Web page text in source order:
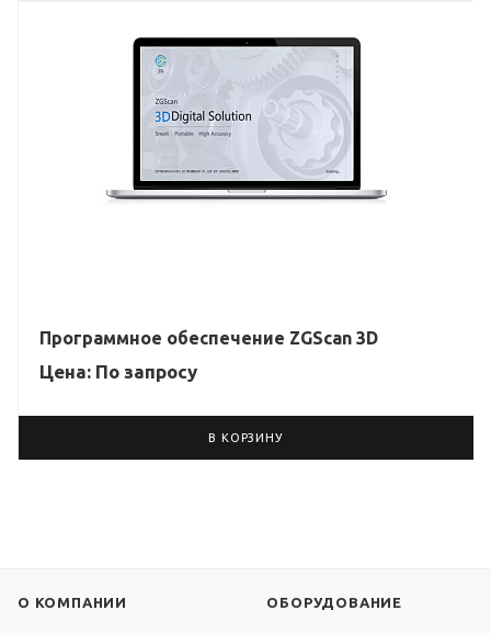
Программное обеспечение ZGScan 3D
Цена: По запросу
В КОРЗИНУ
О КОМПАНИИ ОБОРУДОВАНИЕ